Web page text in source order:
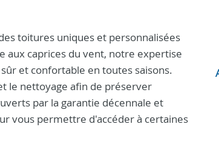
toitures uniques et personnalisées
aux caprices du vent, notre expertise
et confortable en toutes saisons.
le nettoyage afin de préserver
par la garantie décennale et
vous permettre d'accéder à certaines